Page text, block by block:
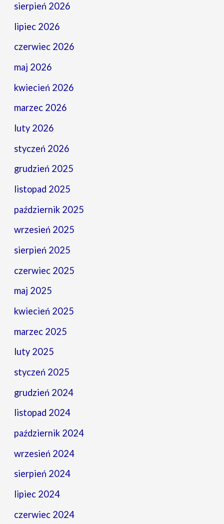
sierpień 2026
lipiec 2026
czerwiec 2026
maj 2026
kwiecień 2026
marzec 2026
luty 2026
styczeń 2026
grudzień 2025
listopad 2025
październik 2025
wrzesień 2025
sierpień 2025
czerwiec 2025
maj 2025
kwiecień 2025
marzec 2025
luty 2025
styczeń 2025
grudzień 2024
listopad 2024
październik 2024
wrzesień 2024
sierpień 2024
lipiec 2024
czerwiec 2024